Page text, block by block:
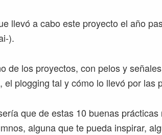
llevó a cabo este proyecto el año
).
de los proyectos, con pelos y
plogging tal y cómo lo llevó por las
que de estas 10 buenas
alguna que te pueda inspirar,